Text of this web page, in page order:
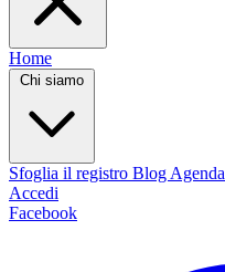
Home
Chi siamo
Sfoglia il registro Blog Agenda
Accedi
Facebook